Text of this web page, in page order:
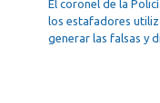
El coronel de la
los estafadores
generar las falsas y